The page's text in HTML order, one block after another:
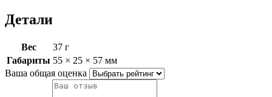
Детали
Вес
37 г
Габариты 55 × 25 × 57 мм
Ваша общая оценка